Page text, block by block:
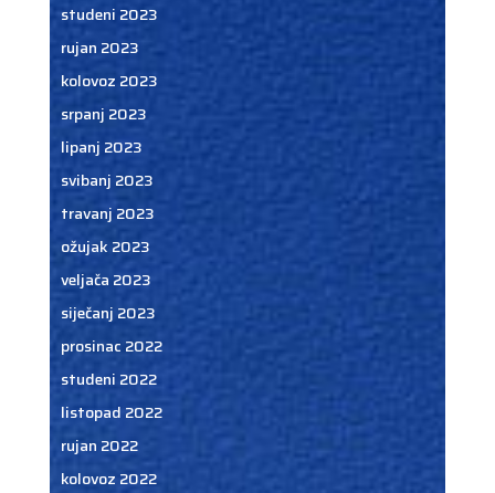
studeni 2023
rujan 2023
kolovoz 2023
srpanj 2023
lipanj 2023
svibanj 2023
travanj 2023
ožujak 2023
veljača 2023
siječanj 2023
prosinac 2022
studeni 2022
listopad 2022
rujan 2022
kolovoz 2022